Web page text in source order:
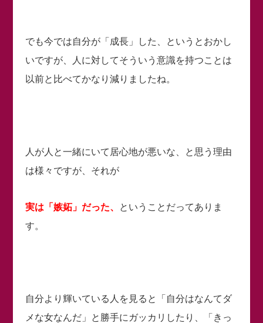
でも今では自分が「成長」した、というとおかし
いですが、人に対してそういう意識を持つことは
以前と比べてかなり減りましたね。
人が人と一緒にいて居心地が悪いな、と思う理由
は様々ですが、それが
実は「嫉妬」だった、
ということだってありま
す。
自分より輝いている人を見ると「自分はなんてダ
メな女なんだ」と勝手にガッカリしたり、「きっ